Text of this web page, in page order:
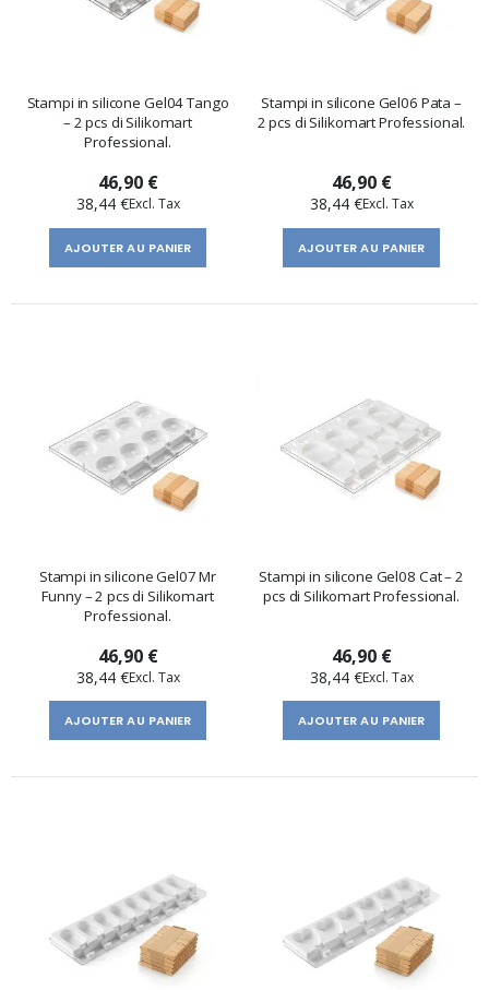
Stampi in silicone Gel04 Tango
– 2 pcs di Silikomart
Professional.
46,90 €
38,44 €
AJOUTER AU PANIER
Stampi in silicone Gel06 Pata –
2 pcs di Silikomart Professional.
46,90 €
38,44 €
AJOUTER AU PANIER
Stampi in silicone Gel07 Mr
Funny – 2 pcs di Silikomart
Professional.
46,90 €
38,44 €
AJOUTER AU PANIER
Stampi in silicone Gel08 Cat – 2
pcs di Silikomart Professional.
46,90 €
38,44 €
AJOUTER AU PANIER